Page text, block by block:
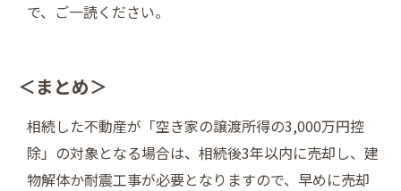
で、ご一読ください。
＜まとめ＞
相続した不動産が「空き家の譲渡所得の3,000万円控
除」の対象となる場合は、相続後3年以内に売却し、建
物解体か耐震工事が必要となりますので、早めに売却